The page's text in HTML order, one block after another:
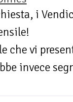
i
che vi
invece